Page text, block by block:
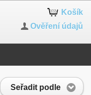
Košík
Ověření údajů
Seřadit podle